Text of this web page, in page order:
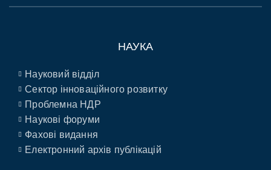
НАУКА
Науковий відділ
Сектор інноваційного розвитку
Проблемна НДР
Наукові форуми
Фахові видання
Електронний архів публікацій